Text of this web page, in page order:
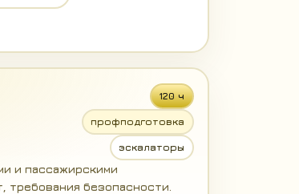
120 ч
профподготовка
эскалаторы
и пассажирскими
требования безопасности.